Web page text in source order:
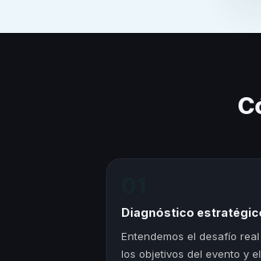
Diagnóstico
Entendemos el desafío
los objetivos del evento y